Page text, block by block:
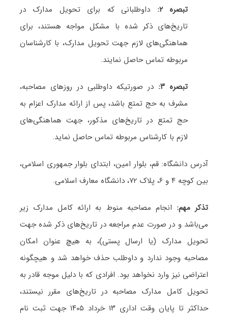
تبصره ۲:
داوطلبانی که برای تحویل مدارک در
تاریخ‌های ذکر شده با مشکل مواجه هستند، برای
هماهنگی‌های لازم جهت تحویل مدارک، با کارشناسان
مربوطه تماس حاصل نمایند.
تبصره ۳:
در صورتیکه داوطلبی در روزهای مصاحبه،
مشرف به حج تمتع باشد، پس از ارائه مدارک اعزام به
حج تمتع در تاریخ‌های مذکور، جهت هماهنگی‌های
لازم با کارشناس مربوطه تماس حاصل نماید.
آدرس دانشگاه: قم، بلوار امین، ابتدای بلوار جمهوری اسلامی،
بین کوچه ۴ و ۶، پلاک ۷۲، دانشگاه معارف اسلامی.
تذکر مهم: انجام مصاحبه منوط به ارائه کامل مدارک زیر
می‌باشد و در صورت‌ عدم مراجعه در تاریخ‌های ذکر شده جهت
تحویل مدارک (یا ارسال پستی)، به هیچ عنوان امکان
مصاحبه وجود ندارد و داوطلب حذف خواهد شد و هیچگونه
اعتراضی نیز وارد نخواهد بود. افرادی که با دلیل موجه قادر به
تحویل کامل مدارک مصاحبه در تاریخ‌های مقرر نیستند،
حداکثر تا پایان وقت اداری ۱۳ خرداد ۱۴۰۵ جهت ثبت نام